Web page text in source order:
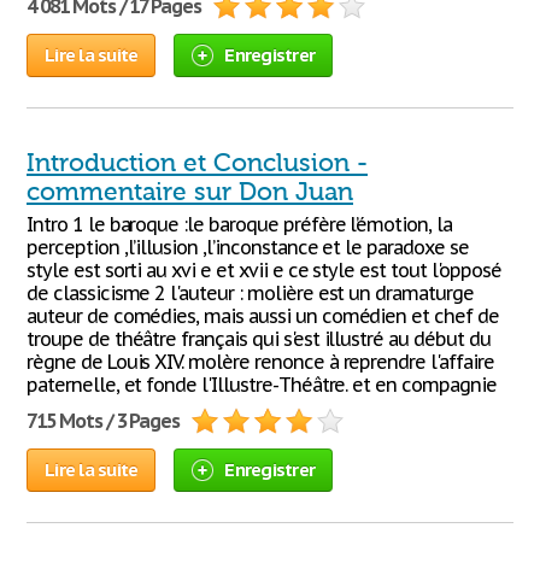
4 081 Mots / 17 Pages
Lire la suite Enregistrer
Introduction et Conclusion -
commentaire sur Don Juan
Intro 1 le baroque :le baroque préfère l’émotion, la
perception ,l’illusion ,l’inconstance et le paradoxe se
style est sorti au xvi e et xvii e ce style est tout l'opposé
de classicisme 2 l'auteur : molière est un dramaturge
auteur de comédies, mais aussi un comédien et chef de
troupe de théâtre français qui s'est illustré au début du
règne de Louis XIV. molère renonce à reprendre l'affaire
paternelle, et fonde l'Illustre-Théâtre. et en compagnie
715 Mots / 3 Pages
Lire la suite Enregistrer